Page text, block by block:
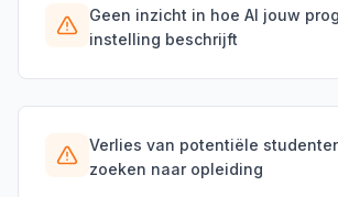
Geen inzicht in hoe AI jouw
instelling beschrijft
Verlies van potentiële
zoeken naar opleiding